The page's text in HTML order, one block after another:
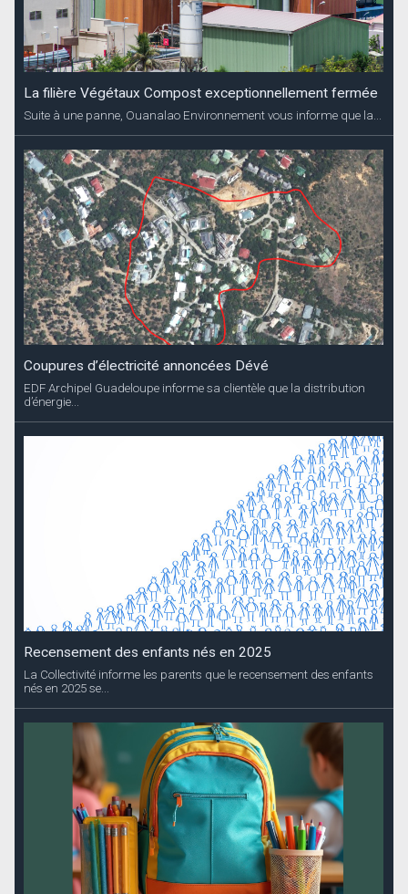
La filière Végétaux Compost exceptionnellement fermée
Suite à une panne, Ouanalao Environnement vous informe que la...
Coupures d’électricité annoncées Dévé
EDF Archipel Guadeloupe informe sa clientèle que la distribution
d’énergie...
Recensement des enfants nés en 2025
La Collectivité informe les parents que le recensement des enfants
nés en 2025 se...